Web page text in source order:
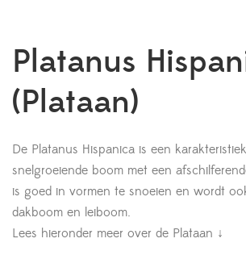
Platanus
(Plataan)
De Platanus Hispanica is een
snelgroeiende boom met een
is goed in vormen te snoeien en wordt
dakboom en leiboom.
Lees hieronder meer over de Plataan ↓